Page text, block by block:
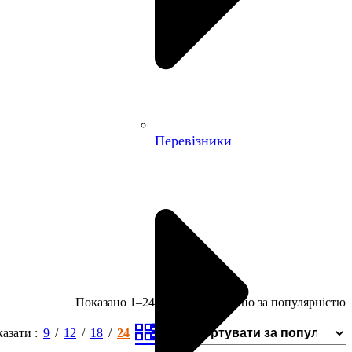
Перевізники
Показано 1–24 із 40 Відсортовано за популярністю
9 12 18 24